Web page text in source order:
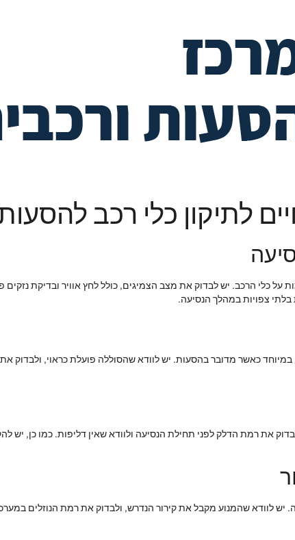
לתיקון כלי רכב
על כלי הרכב. יש לבדוק את מצב הצמיגים, כולל לחץ אוויר ובדיקת
בלתי צפויות במהלך הנסיעה.
כאשר מדובר בהסעות. יש לוודא שהסוללה פועלת כראוי, ולבדוק
את רמת הדלק לפני תחילת הנסיעה ולוודא שאין דליפות. כמו כן, יש
יש לוודא שהמנוע מקבל את קירור הנדרש, ולבדוק את רמת הנוזלים